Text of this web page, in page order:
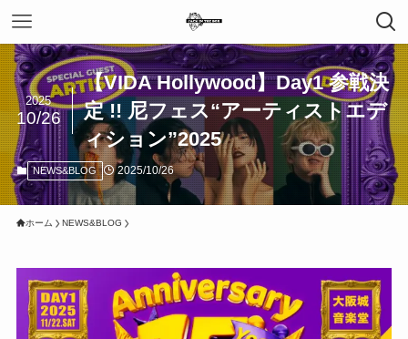
【VIDA Hollywood】Day1 参戦決
定 !! 尼フェス“アーティストエデ
ィション”2025
2025
10/26
NEWS&BLOG 2025/10/26
ホーム NEWS&BLOG